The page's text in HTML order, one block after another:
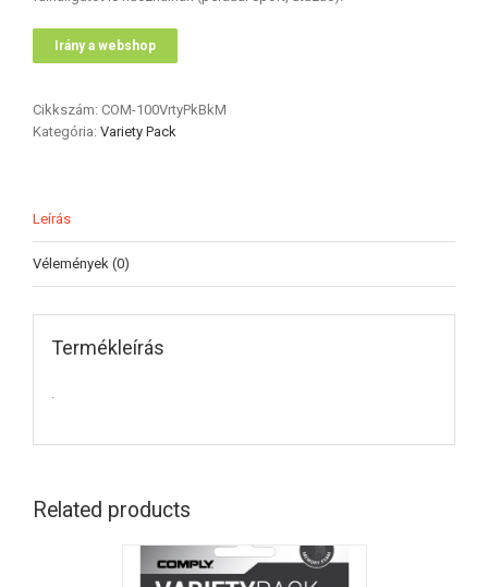
Irány a webshop
Cikkszám: COM-100VrtyPkBkM
Kategória: Variety Pack
Leírás
Vélemények (0)
Termékleírás
.
Related products